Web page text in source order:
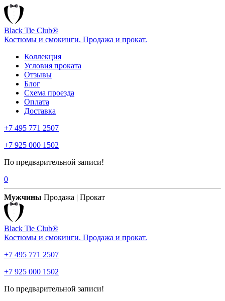
Black Tie Club®
Костюмы и смокинги. Продажа и прокат.
Коллекция
Условия проката
Отзывы
Блог
Схема проезда
Оплата
Доставка
+7 495 771 2507
+7 925 000 1502
По предварительной записи!
0
Мужчины Продажа | Прокат
Black Tie Club®
Костюмы и смокинги. Продажа и прокат.
+7 495 771 2507
+7 925 000 1502
По предварительной записи!